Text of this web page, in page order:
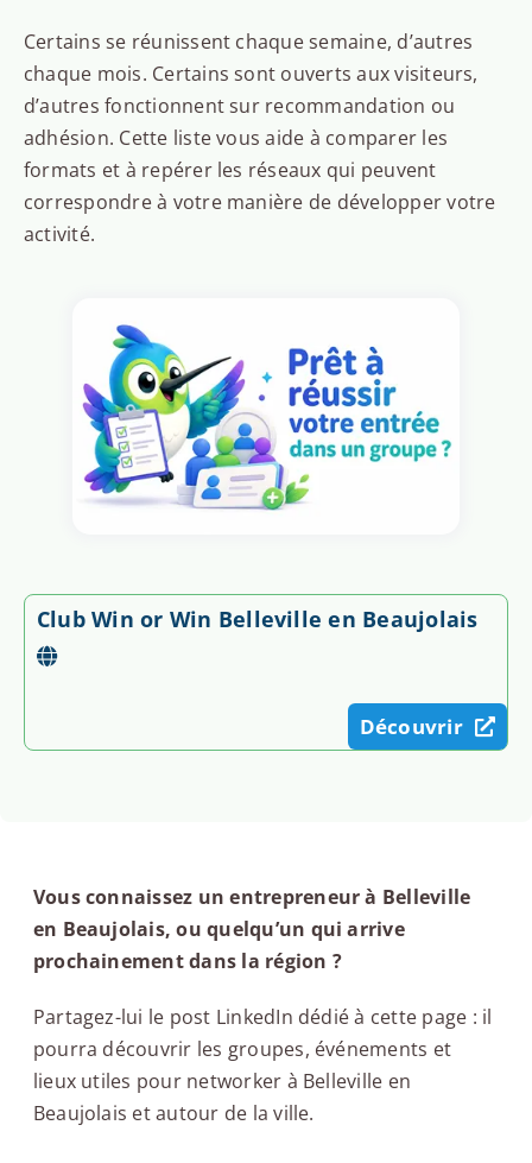
Certains se réunissent chaque semaine, d’autres
chaque mois. Certains sont ouverts aux visiteurs,
d’autres fonctionnent sur recommandation ou
adhésion. Cette liste vous aide à comparer les
formats et à repérer les réseaux qui peuvent
correspondre à votre manière de développer votre
activité.
Club Win or Win Belleville en Beaujolais
Découvrir
Vous connaissez un entrepreneur à Belleville
en Beaujolais, ou quelqu’un qui arrive
prochainement dans la région ?
Partagez-lui le post LinkedIn dédié à cette page : il
pourra découvrir les groupes, événements et
lieux utiles pour networker à Belleville en
Beaujolais et autour de la ville.